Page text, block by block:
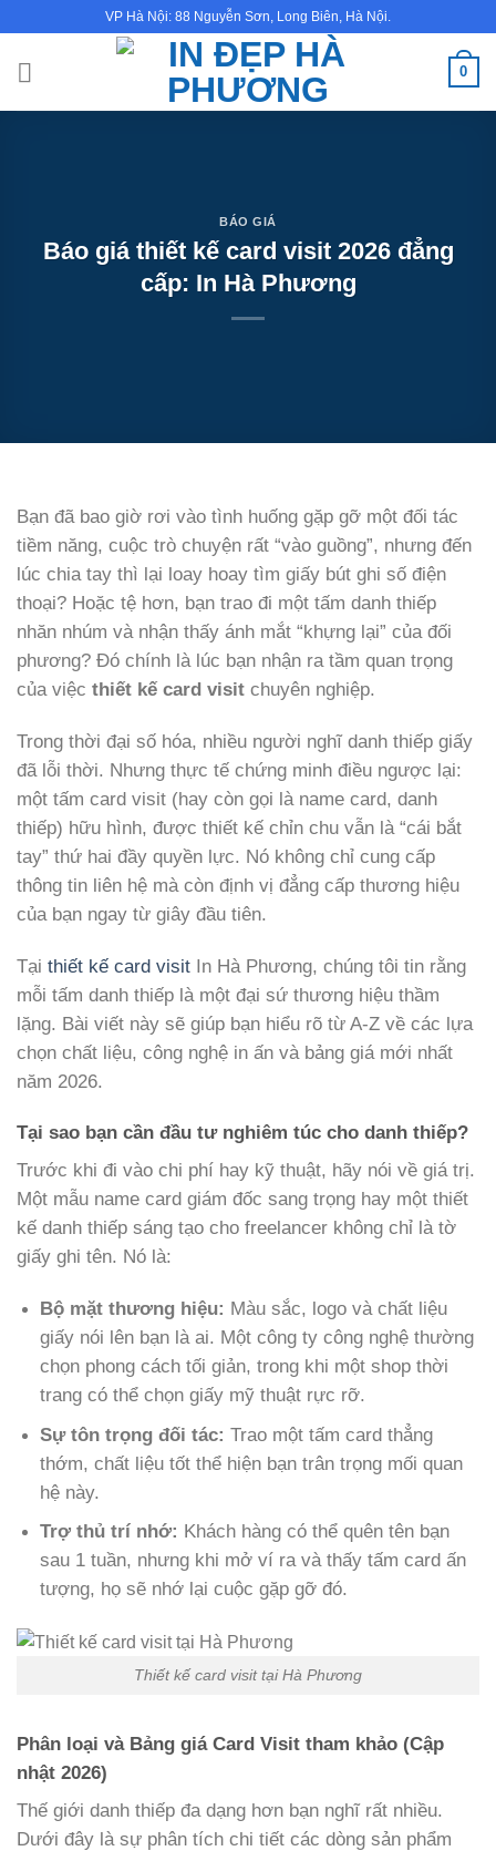
nội
VP Hà Nội: 88 Nguyễn Sơn, Long Biên, Hà Nội.
0
BÁO GIÁ
Báo giá thiết kế card visit 2026 đẳng
cấp: In Hà Phương
Bạn đã bao giờ rơi vào tình huống gặp gỡ một đối tác
tiềm năng, cuộc trò chuyện rất “vào guồng”, nhưng đến
lúc chia tay thì lại loay hoay tìm giấy bút ghi số điện
thoại? Hoặc tệ hơn, bạn trao đi một tấm danh thiếp
nhăn nhúm và nhận thấy ánh mắt “khựng lại” của đối
phương? Đó chính là lúc bạn nhận ra tầm quan trọng
của việc thiết kế card visit chuyên nghiệp.
Trong thời đại số hóa, nhiều người nghĩ danh thiếp giấy
đã lỗi thời. Nhưng thực tế chứng minh điều ngược lại:
một tấm card visit (hay còn gọi là name card, danh
thiếp) hữu hình, được thiết kế chỉn chu vẫn là “cái bắt
tay” thứ hai đầy quyền lực. Nó không chỉ cung cấp
thông tin liên hệ mà còn định vị đẳng cấp thương hiệu
của bạn ngay từ giây đầu tiên.
Tại thiết kế card visit In Hà Phương, chúng tôi tin rằng
mỗi tấm danh thiếp là một đại sứ thương hiệu thầm
lặng. Bài viết này sẽ giúp bạn hiểu rõ từ A-Z về các lựa
chọn chất liệu, công nghệ in ấn và bảng giá mới nhất
năm 2026.
Tại sao bạn cần đầu tư nghiêm túc cho danh thiếp?
Trước khi đi vào chi phí hay kỹ thuật, hãy nói về giá trị.
Một mẫu name card giám đốc sang trọng hay một thiết
kế danh thiếp sáng tạo cho freelancer không chỉ là tờ
giấy ghi tên. Nó là:
Bộ mặt thương hiệu: Màu sắc, logo và chất liệu
giấy nói lên bạn là ai. Một công ty công nghệ thường
chọn phong cách tối giản, trong khi một shop thời
trang có thể chọn giấy mỹ thuật rực rỡ.
Sự tôn trọng đối tác: Trao một tấm card thẳng
thớm, chất liệu tốt thể hiện bạn trân trọng mối quan
hệ này.
Trợ thủ trí nhớ: Khách hàng có thể quên tên bạn
sau 1 tuần, nhưng khi mở ví ra và thấy tấm card ấn
tượng, họ sẽ nhớ lại cuộc gặp gỡ đó.
Thiết kế card visit tại Hà Phương
Phân loại và Bảng giá Card Visit tham khảo (Cập
nhật 2026)
Thế giới danh thiếp đa dạng hơn bạn nghĩ rất nhiều.
Dưới đây là sự phân tích chi tiết các dòng sản phẩm